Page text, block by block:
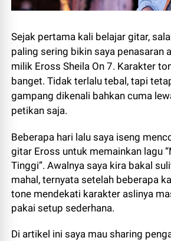
Sejak pertama kali belajar gitar,
paling sering bikin saya penasaran
milik Eross Sheila On 7. Karakter
banget. Tidak terlalu tebal, tapi
gampang dikenali bahkan cuma
petikan saja.
Beberapa hari lalu saya iseng
gitar Eross untuk memainkan lagu
Tinggi”. Awalnya saya kira bakal
mahal, ternyata setelah beberapa
tone mendekati karakter aslinya
pakai setup sederhana.
Di artikel ini saya mau sharing